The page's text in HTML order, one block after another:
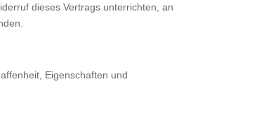
dieses Vertrags unterrichten, an
Eigenschaften und